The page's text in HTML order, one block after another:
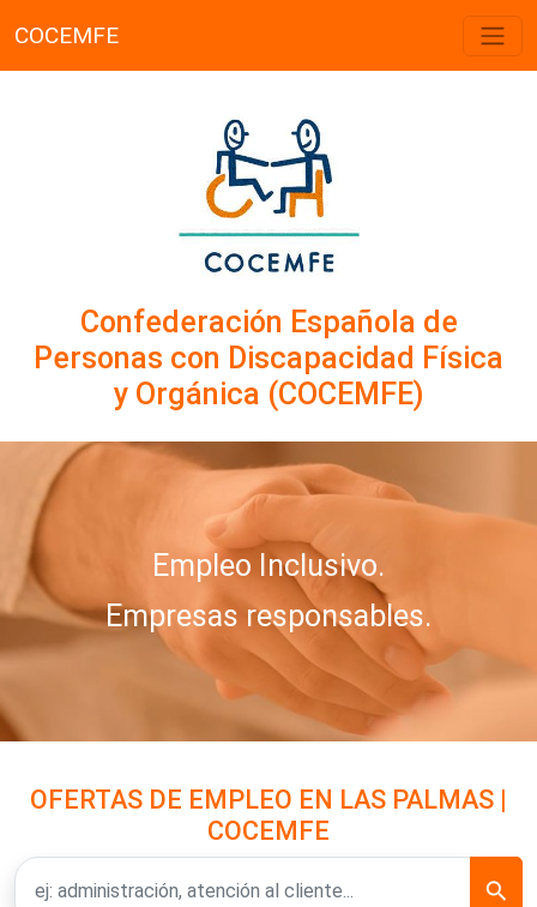
COCEMFE
Confederación Española de
Personas con Discapacidad Física
y Orgánica (COCEMFE)
Empleo Inclusivo.
Empresas responsables.
OFERTAS DE EMPLEO EN LAS PALMAS |
COCEMFE